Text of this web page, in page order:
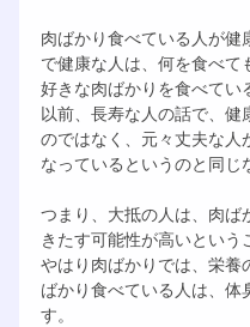
肉ばかり食べている人が
で健康な人は、何を食べて
好きな肉ばかりを食べてい
以前、長寿な人の話で、
のではなく、元々丈夫な人
なっているというのと同じ
つまり、大抵の人は、肉ば
きたす可能性が高いという
やはり肉ばかりでは、栄養
ばかり食べている人は、体
す。